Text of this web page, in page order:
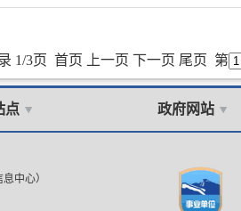
1/3页 首页 上一页 下一页 尾页 第
点 政府网站
中心）